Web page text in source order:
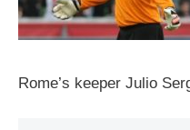
Rome’s keeper Julio